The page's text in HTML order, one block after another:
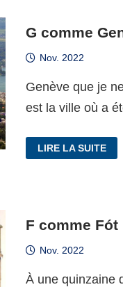
G comme
Nov. 2022
Genève que je
est la ville où a
COMME
GENÈVE
LIRE LA SUITE
F comme Fót
Nov. 2022
À une quinzaine